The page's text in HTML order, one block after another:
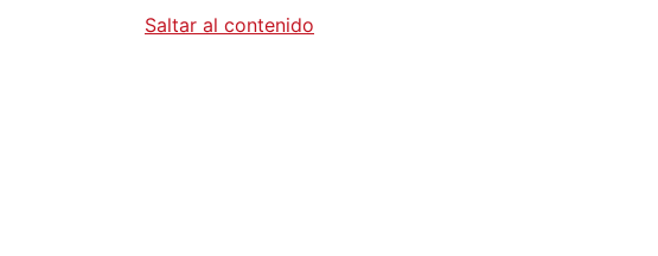
Saltar al contenido